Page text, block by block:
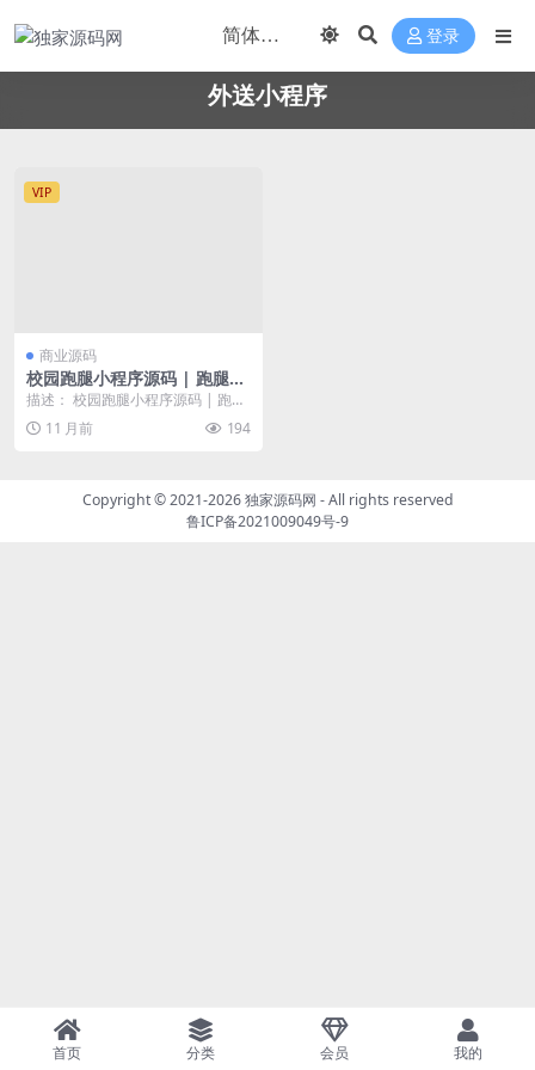
登录
外送小程序
VIP
商业源码
校园跑腿小程序源码 | 跑腿便
利店小程序
描述： 校园跑腿小程序源码 | 跑腿
便利店小程序 本项目后端采用 mid
way3...11 月前 194
Copyright © 2021-2026独家源码网 - All rights reserved
鲁ICP备2021009049号-9
首页 分类 会员 我的